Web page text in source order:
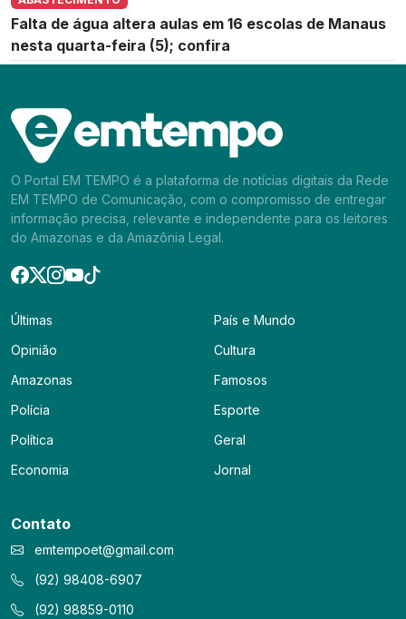
Falta de água altera aulas em 16 escolas de Manaus
nesta quarta-feira (5); confira
O Portal EM TEMPO é a plataforma de notícias digitais da Rede
EM TEMPO de Comunicação, com o compromisso de entregar
informação precisa, relevante e independente para os leitores
do Amazonas e da Amazônia Legal.
Últimas
Opinião
Amazonas
Polícia
Política
Economia
País e Mundo
Cultura
Famosos
Esporte
Geral
Jornal
Contato
emtempoet@gmail.com
(92) 98408-6907
(92) 98859-0110